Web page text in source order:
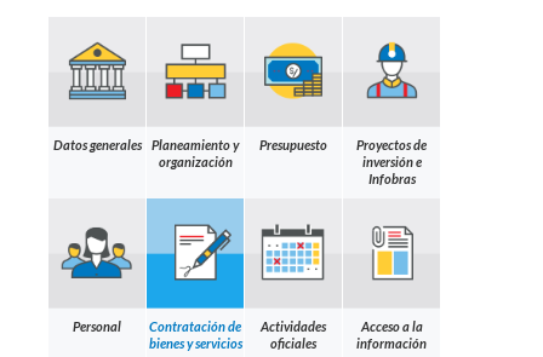
Datos generales
Planeamiento y
organización
Presupuesto
Proyectos de
inversión e
Infobras
Personal
Contratación de
bienes y servicios
Actividades
oficiales
Acceso a la
información